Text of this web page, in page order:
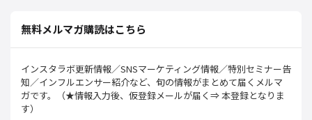
無料メルマガ購読はこちら
インスタラボ更新情報／SNSマーケティング情報／特別セミナー告
知／インフルエンサー紹介など、旬の情報がまとめて届くメルマ
ガです。（★情報入力後、仮登録メールが届く⇒ 本登録となりま
す）